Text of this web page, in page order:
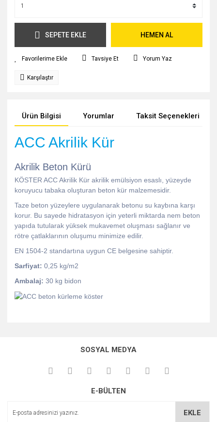
SEPETE EKLE HEMEN AL
Tavsiye Et Yorum Yaz
Karşılaştır
Ürün Bilgisi Yorumlar Taksit Seçenekleri
ACC Akrilik Kür
Akrilik Beton Kürü
KÖSTER ACC Akrilik Kür akrilik emülsiyon esaslı, yüzeyde
koruyucu tabaka oluşturan beton kür malzemesidir.
Taze beton yüzeylere uygulanarak betonu su kaybına karşı
korur. Bu sayede hidratasyon için yeterli miktarda nem beton
yapıda tutularak yüksek mukavemet oluşması sağlanır ve
rötre çatlaklarının oluşumu minimize edilir.
EN 1504-2 standartına uygun CE belgesine sahiptir.
Sarfiyat: 0,25 kg/m2
Ambalaj: 30 kg bidon
Yorum Yaz
Görüş ve önerileriniz için teşekkür ederiz.
Ürün açıklamasında eksik bilgiler bulunuyor.
SOSYAL MEDYA
E-BÜLTEN
EKLE